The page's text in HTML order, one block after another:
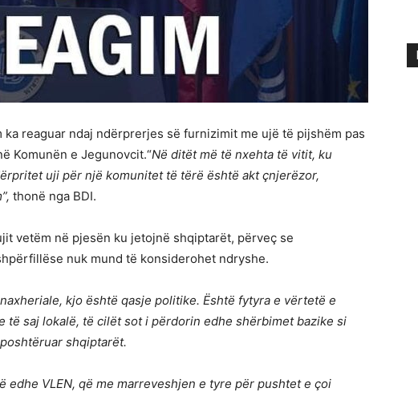
reaguar ndaj ndërprerjes së furnizimit me ujë të pijshëm pas
Komunën e Jegunovcit.“Në ditët më të nxehta të vitit, ku
uji për një komunitet të tërë është akt çnjerëzor,
thonë nga BDI.
vetëm në pjesën ku jetojnë shqiptarët, përveç se
nuk mund të konsiderohet ndryshe.
kjo është qasje politike. Është fytyra e vërtetë e
të saj lokalë, të cilët sot i përdorin edhe shërbimet bazike si
shqiptarët.
edhe VLEN, që me marreveshjen e tyre për pushtet e çoi